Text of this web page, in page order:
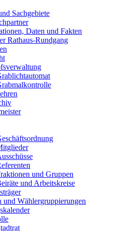
Sachgebiete
Daten und Fakten
Rathaus-Rundgang
und Gruppen
und Arbeitskreise
und Wählergruppierungen